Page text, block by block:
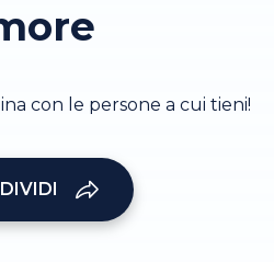
con le persone a cui tieni!